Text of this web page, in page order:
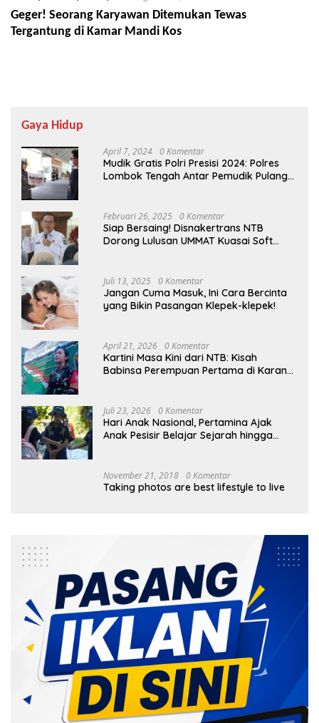
Geger! Seorang Karyawan Ditemukan Tewas
Tergantung di Kamar Mandi Kos
Gaya Hidup
April 7, 2024 0 Komentar
Mudik Gratis Polri Presisi 2024: Polres
Lombok Tengah Antar Pemudik Pulang
Februari 26, 2025 0 Komentar
Siap Bersaing! Disnakertrans NTB
Dorong Lulusan UMMAT Kuasai Soft
Juli 13, 2025 0 Komentar
Jangan Cuma Masuk, Ini Cara Bercinta
yang Bikin Pasangan Klepek-klepek!
April 21, 2026 0 Komentar
Kartini Masa Kini dari NTB: Kisah
Babinsa Perempuan Pertama di Karang
Juli 23, 2026 0 Komentar
Hari Anak Nasional, Pertamina Ajak
Anak Pesisir Belajar Sejarah hingga
November 21, 2018 0 Komentar
Taking photos are best lifestyle to live